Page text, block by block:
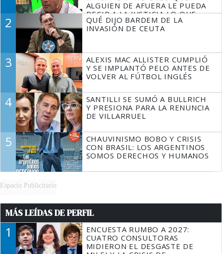
ALGUIEN DE AFUERA LE PUEDA
DECIR A LA JUSTICIA LO QUE
TIENE QUE HACER"
2
QUÉ DIJO BARDEM DE LA
INVASIÓN DE CEUTA
3
ALEXIS MAC ALLISTER CUMPLIÓ
Y SE IMPLANTÓ PELO ANTES DE
VOLVER AL FÚTBOL INGLÉS
4
SANTILLI SE SUMÓ A BULLRICH
Y PRESIONA PARA LA RENUNCIA
DE VILLARRUEL
5
CHAUVINISMO BOBO Y CRISIS
CON BRASIL: LOS ARGENTINOS
SOMOS DERECHOS Y HUMANOS
Espacio Publicitario
MÁS LEÍDAS DE PERFIL
1
ENCUESTA RUMBO A 2027:
CUATRO CONSULTORAS
MIDIERON EL DESGASTE DE